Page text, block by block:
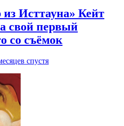
Исттауна» Кейт
свой первый
со съёмок
спустя